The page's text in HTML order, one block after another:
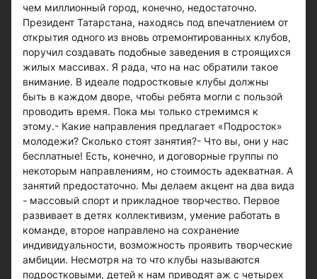
чем миллионный город, конечно, недостаточно.
Президент Татарстана, находясь под впечатлением от
открытия одного из вновь отремонтированных клубов,
поручил создавать подобные заведения в строящихся
жилых массивах. Я рада, что на нас обратили такое
внимание. В идеале подростковые клубы должны
быть в каждом дворе, чтобы ребята могли с пользой
проводить время. Пока мы только стремимся к
этому.- Какие направления предлагает «Подросток»
молодежи? Сколько стоят занятия?- Что вы, они у нас
бесплатные! Есть, конечно, и договорные группы по
некоторым направлениям, но стоимость адекватная. А
занятий предостаточно. Мы делаем акцент на два вида
- массовый спорт и прикладное творчество. Первое
развивает в детях коллективизм, умение работать в
команде, второе направлено на сохранение
индивидуальности, возможность проявить творческие
амбиции. Несмотря на то что клубы называются
подростковыми, детей к нам приводят аж с четырех